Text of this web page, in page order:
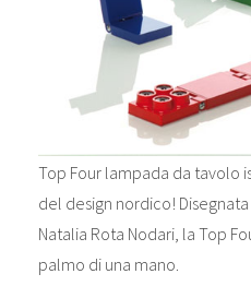
Top Four lampada da tavolo
del design nordico!
Natalia Rota Nodari, la Top
palmo di una mano.